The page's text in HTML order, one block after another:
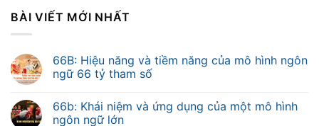
BÀI VIẾT MỚI NHẤT
66B: Hiệu năng và tiềm năng của mô hình ngôn
ngữ 66 tỷ tham số
66b: Khái niệm và ứng dụng của một mô hình
ngôn ngữ lớn